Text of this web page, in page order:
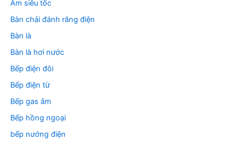
Ấm siêu tốc
Bàn chải đánh răng điện
Bàn là
Bàn là hơi nước
Bếp điện đôi
Bếp điện từ
Bếp gas âm
Bếp hồng ngoại
bếp nướng điện